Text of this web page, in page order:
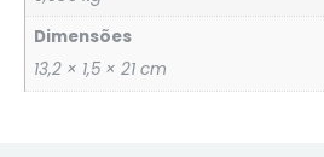
Dimensões
13,2 × 1,5 × 21 cm